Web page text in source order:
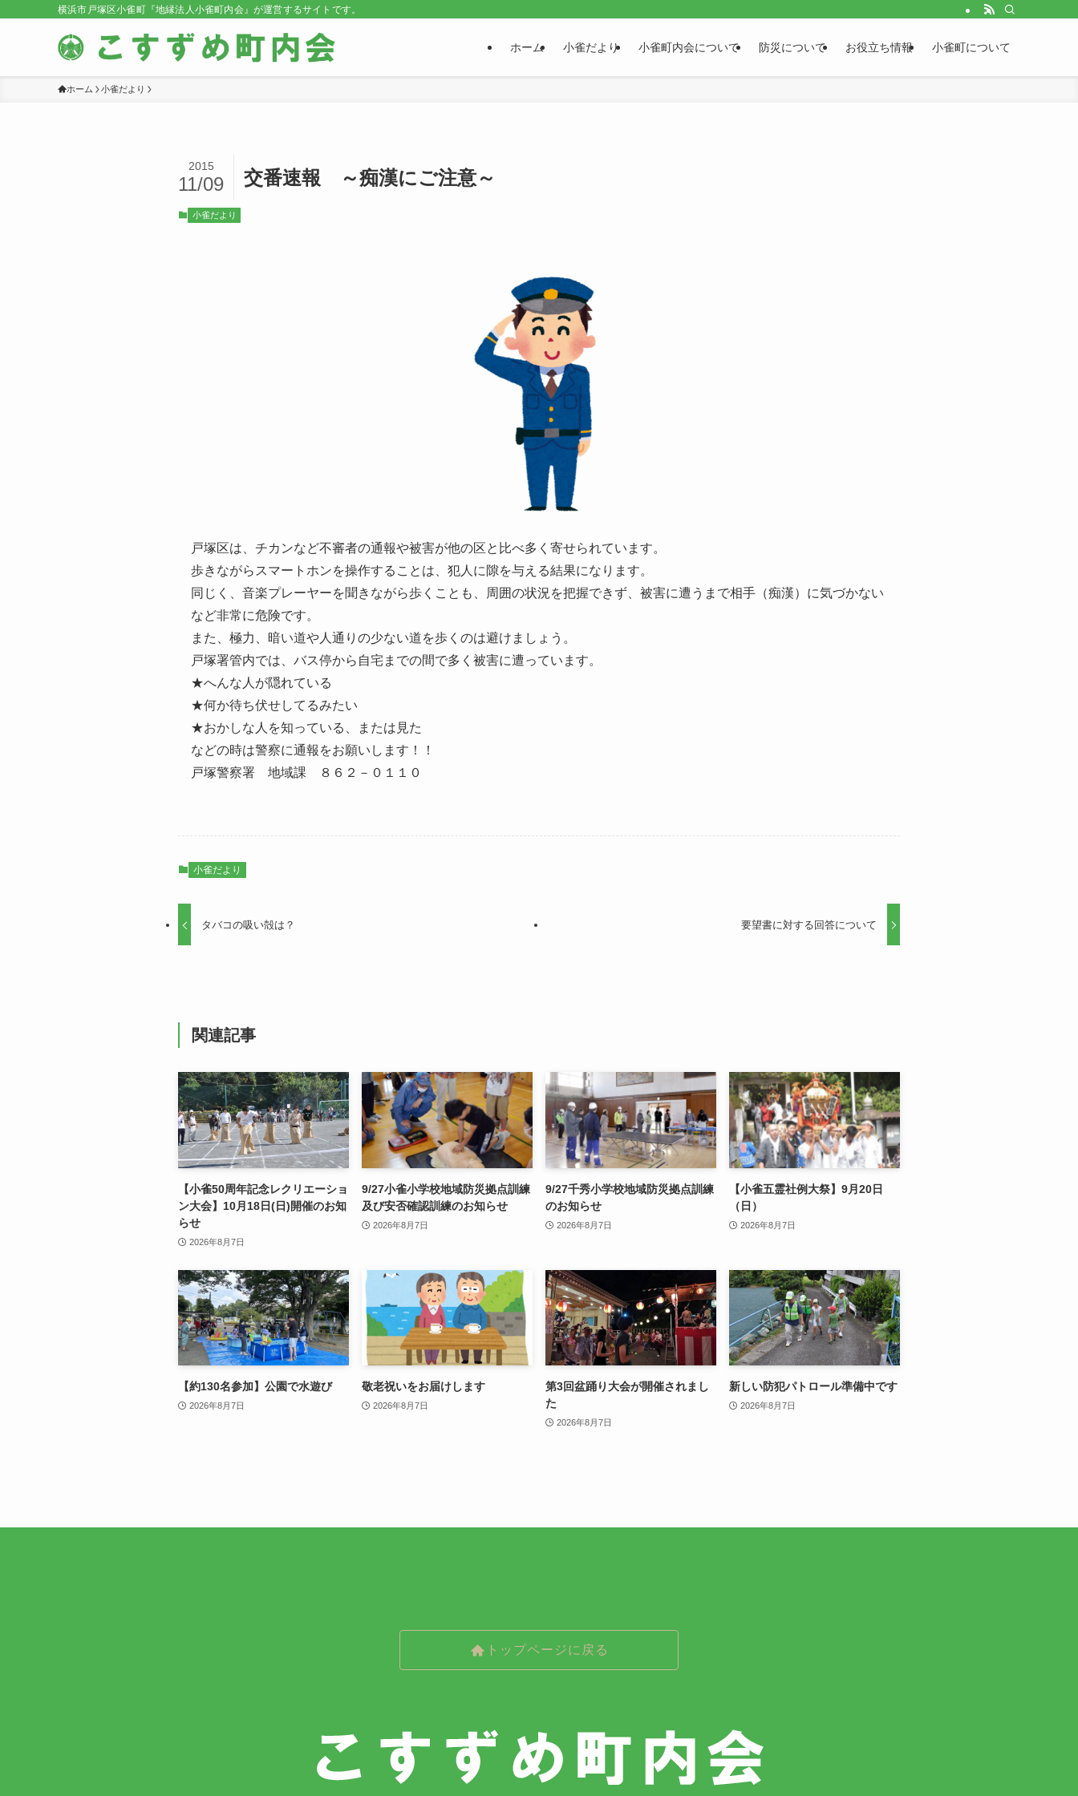
横浜市戸塚区小雀町『地縁法人小雀町内会』が運営するサイトです。
ホーム 小雀だより 小雀町内会について 防災について お役立ち情報 小雀町について
ホーム 小雀だより
交番速報 ～痴漢にご注意～
2015
11/09
小雀だより
戸塚区は、チカンなど不審者の通報や被害が他の区と比べ多く寄せられています。
歩きながらスマートホンを操作することは、犯人に隙を与える結果になります。
同じく、音楽プレーヤーを聞きながら歩くことも、周囲の状況を把握できず、被害に遭うまで相手（痴漢）に気づかない
など非常に危険です。
また、極力、暗い道や人通りの少ない道を歩くのは避けましょう。
戸塚署管内では、バス停から自宅までの間で多く被害に遭っています。
★へんな人が隠れている
★何か待ち伏せしてるみたい
★おかしな人を知っている、または見た
などの時は警察に通報をお願いします！！
戸塚警察署 地域課 ８６２－０１１０
小雀だより
タバコの吸い殻は？ 要望書に対する回答について
関連記事
【小雀50周年記念レクリエーショ
ン大会】10月18日(日)開催のお知
らせ
2026年8月7日
9/27小雀小学校地域防災拠点訓練
及び安否確認訓練のお知らせ
2026年8月7日
9/27千秀小学校地域防災拠点訓練
のお知らせ
2026年8月7日
【小雀五霊社例大祭】9月20日
（日）
2026年8月7日
【約130名参加】公園で水遊び
2026年8月7日
敬老祝いをお届けします
2026年8月7日
第3回盆踊り大会が開催されまし
た
2026年8月7日
新しい防犯パトロール準備中です
2026年8月7日
トップページに戻る